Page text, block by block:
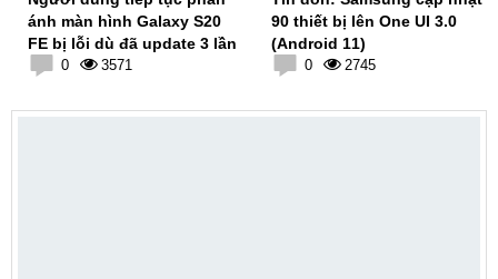
ánh màn hình Galaxy S20
FE bị lỗi dù đã update 3 lần
0 3571
90 thiết bị lên One UI 3.0
(Android 11)
0 2745